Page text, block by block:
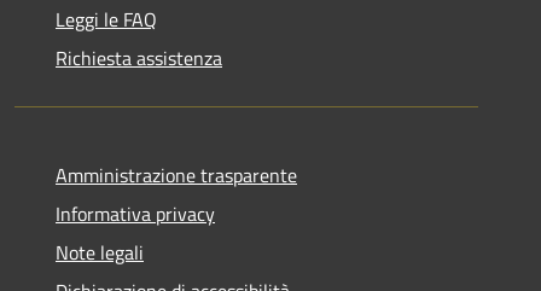
Leggi le FAQ
Richiesta assistenza
Amministrazione trasparente
Informativa privacy
Note legali